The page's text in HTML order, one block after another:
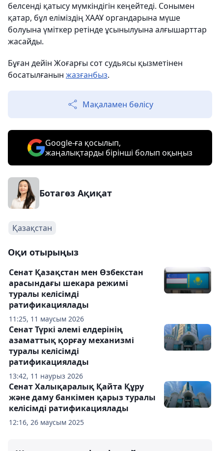
белсенді қатысу мүмкіндігін кеңейтеді. Сонымен
қатар, бұл еліміздің ХААҰ органдарына мүше
болуына үміткер ретінде ұсынылуына алғышарттар
жасайды.
Бұған дейін Жоғарғы сот судьясы қызметінен
босатылғанын жазғанбыз.
Мақаламен бөлісу
Google-ға қосылып,
жаңалықтарды бірінші болып оқыңыз
Ботагөз Ақиқат
Қазақстан
Оқи отырыңыз
11:25, 11 маусым 2026
Сенат Қазақстан мен Өзбекстан
арасындағы шекара режимі
туралы келісімді
ратификациялады
13:42, 11 наурыз 2026
Сенат Түркі әлемі елдерінің
азаматтық қорғау механизмі
туралы келісімді
ратификациялады
12:16, 26 маусым 2025
Сенат Халықаралық Қайта Құру
және даму банкімен қарыз туралы
келісімді ратификациялады